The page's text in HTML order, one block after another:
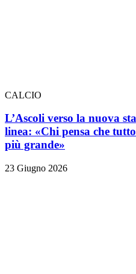
CALCIO
L’Ascoli verso la nuova
linea: «Chi pensa che
più grande»
23 Giugno 2026